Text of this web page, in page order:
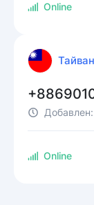
Online
Добавлен:
Online